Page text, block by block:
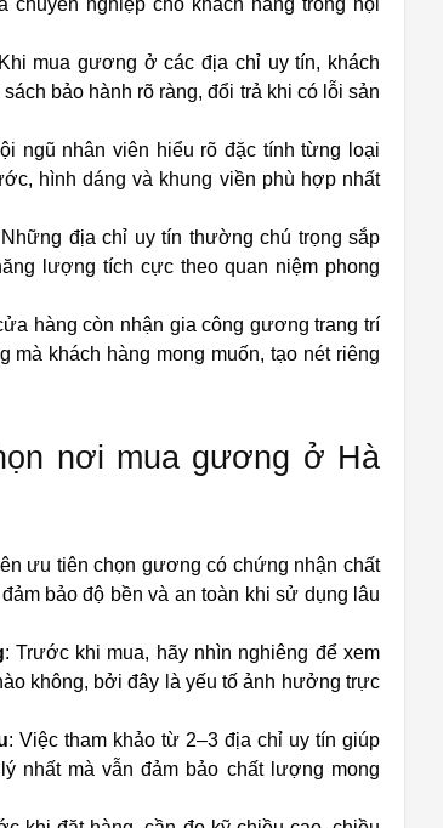
chuyên nghiệp cho khách hàng trong nội
mua gương ở các địa chỉ uy tín, khách
bảo hành rõ ràng, đổi trả khi có lỗi sản
ngũ nhân viên hiểu rõ đặc tính từng loại
hình dáng và khung viền phù hợp nhất
địa chỉ uy tín thường chú trọng sắp
lượng tích cực theo quan niệm phong
hàng còn nhận gia công gương trang trí
mà khách hàng mong muốn, tạo nét riêng
nơi mua gương ở Hà
ưu tiên chọn gương có chứng nhận chất
bảo độ bền và an toàn khi sử dụng lâu
: Trước khi mua, hãy nhìn nghiêng để xem
không, bởi đây là yếu tố ảnh hưởng trực
: Việc tham khảo từ 2–3 địa chỉ uy tín giúp
nhất mà vẫn đảm bảo chất lượng mong